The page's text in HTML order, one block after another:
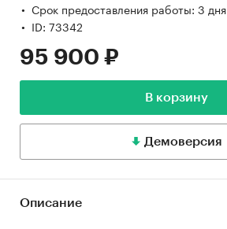
Срок предоставления работы: 3 дня
ID: 73342
95 900 ₽
В корзину
Демоверсия
Описание